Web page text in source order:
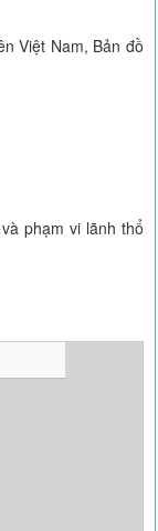
Việt Nam, Bản đồ
phạm vi lãnh thổ